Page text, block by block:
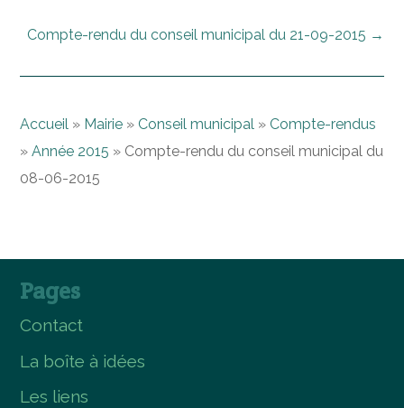
Compte-rendu du conseil municipal du 21-09-2015 →
Accueil » Mairie » Conseil municipal » Compte-rendus
»Année 2015 » Compte-rendu du conseil municipal du
08-06-2015
Pages
Contact
La boîte à idées
Les liens